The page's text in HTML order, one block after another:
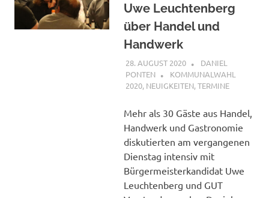
Uwe Leuchtenberg
über Handel und
Handwerk
28. AUGUST 2020
DANIEL
PONTEN
KOMMUNALWAHL
2020, NEUIGKEITEN,TERMINE
Mehr als 30 Gäste aus Handel,
Handwerk und Gastronomie
diskutierten am vergangenen
Dienstag intensiv mit
Bürgermeisterkandidat Uwe
Leuchtenberg und GUT